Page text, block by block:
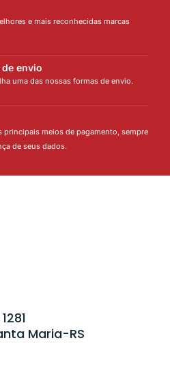
e mais reconhecidas marcas
envio
uma das nossas formas de envio.
principais meios de pagamento, sempre
de seus dados.
Maria-RS